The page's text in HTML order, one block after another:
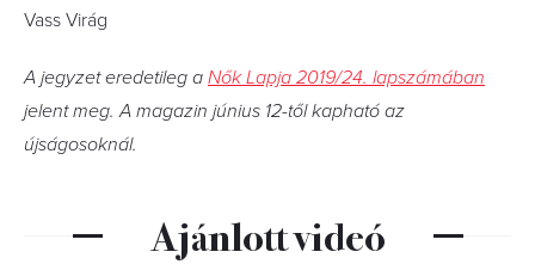
Vass Virág
A jegyzet eredetileg a Nők Lapja 2019/24. lapszámában
jelent meg. A magazin június 12-től kapható az
újságosoknál.
Ajánlott videó